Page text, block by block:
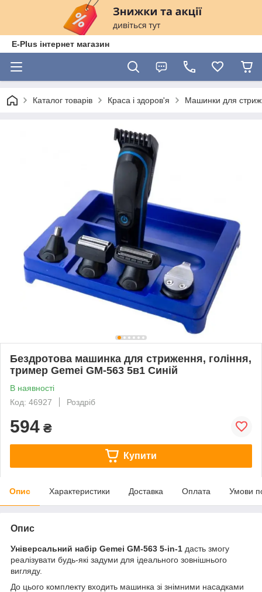
E-Plus інтернет магазин
Каталог товарів Краса і здоров'я Машинки для
Бездротова машинка для стриження, гоління,
тример Gemei GM-563 5в1 Синій
В наявності
Код: 46927
Роздріб
594 ₴
Купити
Опис Характеристики Доставка Оплата Умови
Опис
Універсальний набір Gemei GM-563 5-in-1 дасть змогу
реалізувати будь-які задуми для ідеального зовнішнього
вигляду.
До цього комплекту входить машинка зі знімними насадками